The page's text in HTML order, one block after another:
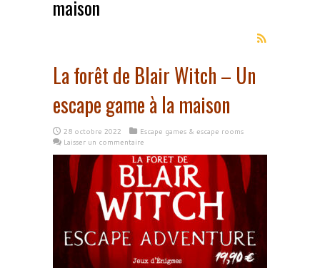
maison
La forêt de Blair Witch – Un
escape game à la maison
28 octobre 2022
Escape games & escape rooms
Laisser un commentaire